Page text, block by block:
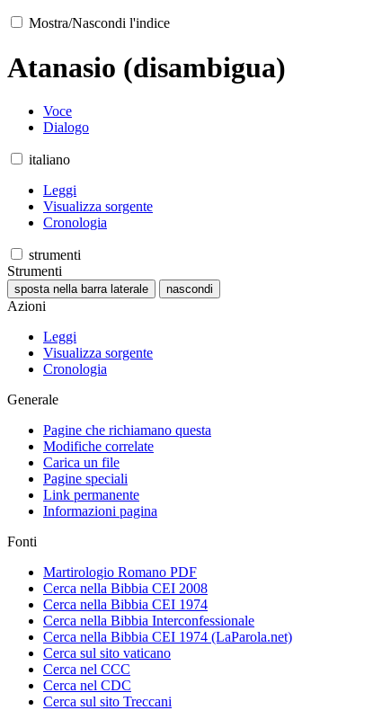
Mostra/Nascondi l'indice
Atanasio (disambigua)
Voce
Dialogo
italiano
Leggi
Visualizza sorgente
Cronologia
strumenti
Strumenti
sposta nella barra laterale nascondi
Azioni
Leggi
Visualizza sorgente
Cronologia
Generale
Pagine che richiamano questa
Modifiche correlate
Carica un file
Pagine speciali
Link permanente
Informazioni pagina
Fonti
Martirologio Romano PDF
Cerca nella Bibbia CEI 2008
Cerca nella Bibbia CEI 1974
Cerca nella Bibbia Interconfessionale
Cerca nella Bibbia CEI 1974 (LaParola.net)
Cerca sul sito vaticano
Cerca nel CCC
Cerca nel CDC
Cerca sul sito Treccani